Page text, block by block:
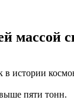
массой
в истории
пяти тонн.